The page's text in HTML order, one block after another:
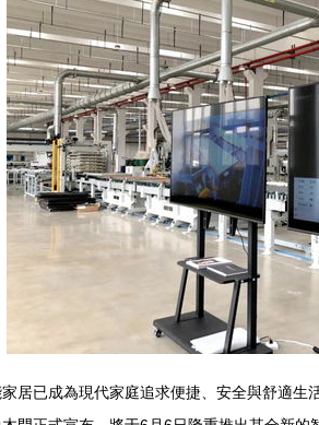
居已成為現代家庭追求便捷、安全與舒適